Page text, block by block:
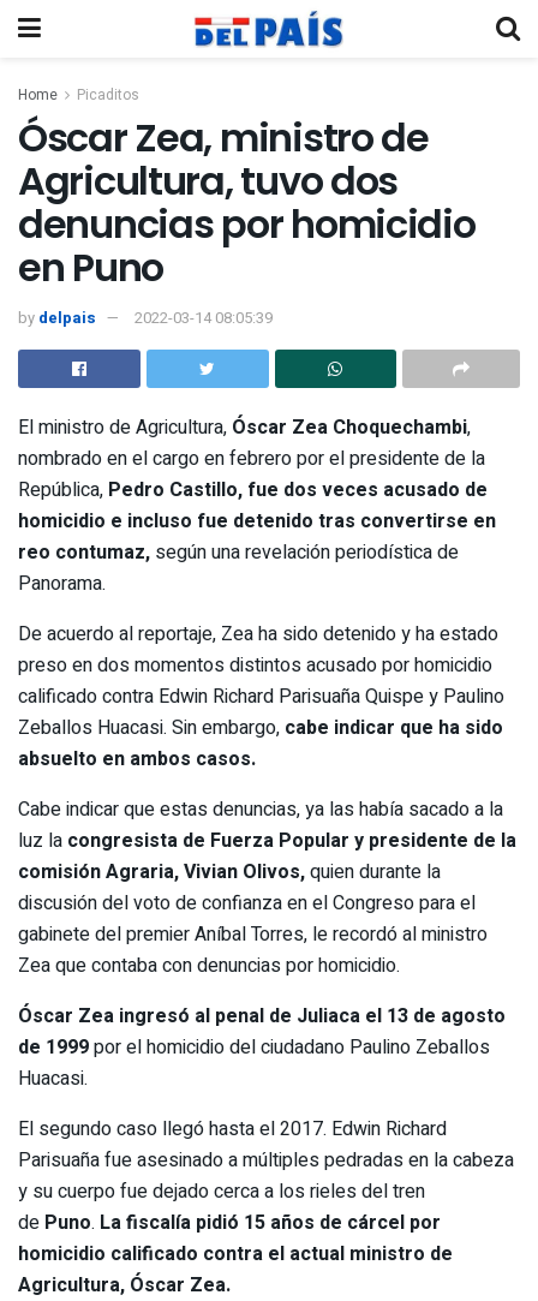
Home Picaditos
Óscar Zea, ministro de
Agricultura, tuvo dos
denuncias por homicidio
en Puno
by delpais 2022-03-14 08:05:39
El ministro de Agricultura, Óscar Zea Choquechambi,
nombrado en el cargo en febrero por el presidente de la
República, Pedro Castillo, fue dos veces acusado de
homicidio e incluso fue detenido tras convertirse en
reo contumaz, según una revelación periodística de
Panorama.
De acuerdo al reportaje, Zea ha sido detenido y ha estado
preso en dos momentos distintos acusado por homicidio
calificado contra Edwin Richard Parisuaña Quispe y Paulino
Zeballos Huacasi. Sin embargo, cabe indicar que ha sido
absuelto en ambos casos.
Cabe indicar que estas denuncias, ya las había sacado a la
luz la congresista de Fuerza Popular y presidente de la
comisión Agraria, Vivian Olivos,quien durante la
discusión del voto de confianza en el Congreso para el
gabinete del premier Aníbal Torres, le recordó al ministro
Zea que contaba con denuncias por homicidio.
Óscar Zea ingresó al penal de Juliaca el 13 de agosto
de 1999por el homicidio del ciudadano Paulino Zeballos
Huacasi.
El segundo caso llegó hasta el 2017. Edwin Richard
Parisuaña fue asesinado a múltiples pedradas en la cabeza
y su cuerpo fue dejado cerca a los rieles del tren
de Puno. La fiscalía pidió 15 años de cárcel por
homicidio calificado contra el actual ministro de
Agricultura, Óscar Zea.